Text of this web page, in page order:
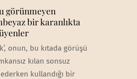
görünmeyen
bir karanlıkta
onun, bu kıtada görüşü
kılan sonsuz
kullandığı bir